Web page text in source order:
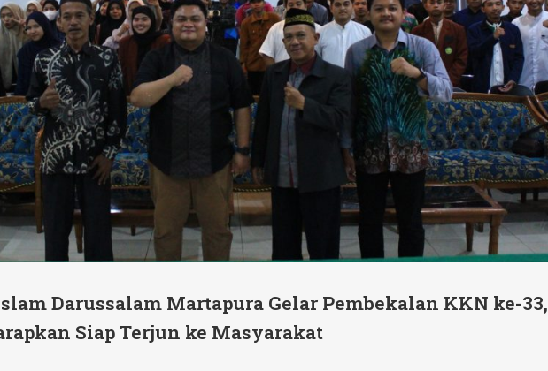
Darussalam Martapura Gelar Pembekalan KKN ke-33,
Siap Terjun ke Masyarakat